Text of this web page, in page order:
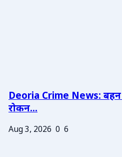
Deoria Crime News: बहन
रोकन...
Aug 3, 2026 0 6